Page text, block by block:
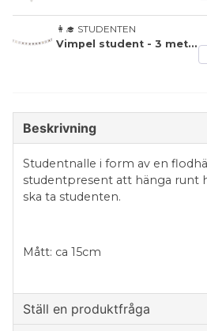
👩‍🎓 STUDENTEN
Vimpel student - 3 meter
Beskrivning
Studentnalle i form av en
studentpresent att hänga runt
ska ta studenten.
Mått: ca 15cm
Ställ en produktfråga